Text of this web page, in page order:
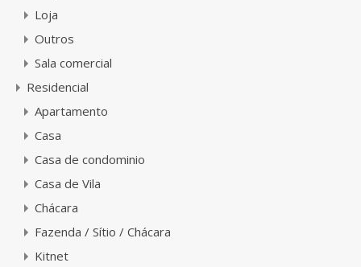
Loja
Outros
Sala comercial
Residencial
Apartamento
Casa
Casa de condominio
Casa de Vila
Chácara
Fazenda / Sítio / Chácara
Kitnet